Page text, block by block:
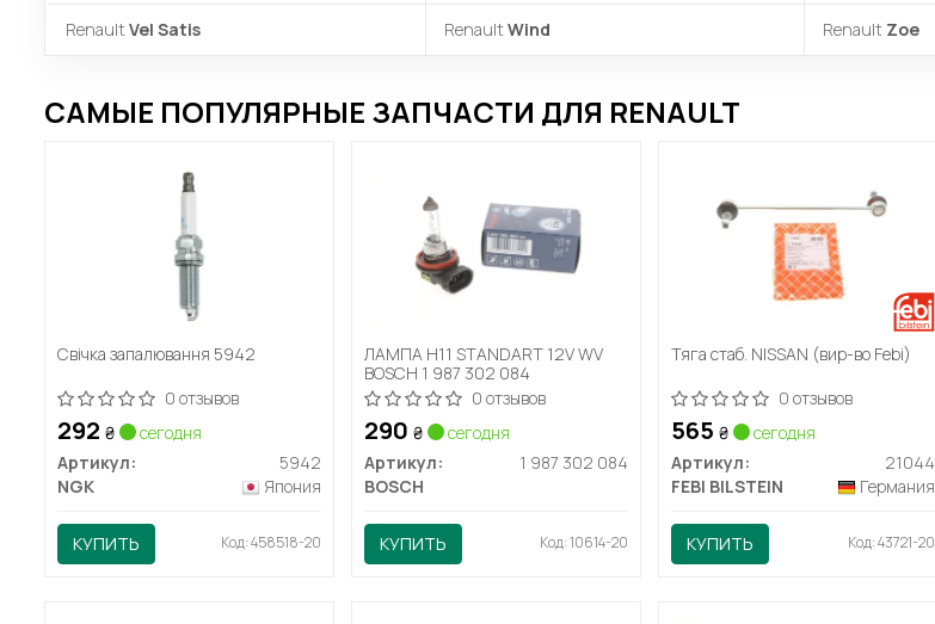
RenaultVel Satis RenaultWind Renault Zoe
САМЫЕ ПОПУЛЯРНЫЕ ЗАПЧАСТИ ДЛЯ RENAULT
Свічка запалювання 5942
0 отзывов
292 ₴
сегодня
Артикул:
5942
NGK
Япония
КУПИТЬ Код: 458518-20
ЛАМПА H11 STANDART 12V WV
BOSCH 1 987 302 084
0 отзывов
290 ₴
сегодня
Артикул:
1 987 302 084
BOSCH
КУПИТЬ Код: 10614-20
Тяга стаб. NISSAN (вир-во Febi)
0 отзывов
565 ₴
сегодня
Артикул:
21044
FEBI BILSTEIN
Германия
КУПИТЬ Код: 43721-20